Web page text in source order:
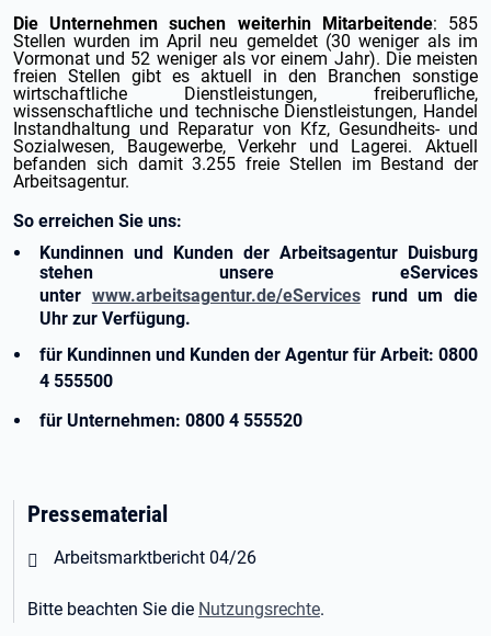
Die Unternehmen suchen weiterhin Mitarbeitende: 585
Stellen wurden im April neu gemeldet (30 weniger als im
Vormonat und 52 weniger als vor einem Jahr). Die meisten
freien Stellen gibt es aktuell in den Branchen sonstige
wirtschaftliche Dienstleistungen, freiberufliche,
wissenschaftliche und technische Dienstleistungen, Handel
Instandhaltung und Reparatur von Kfz, Gesundheits- und
Sozialwesen, Baugewerbe, Verkehr und Lagerei. Aktuell
befanden sich damit 3.255 freie Stellen im Bestand der
Arbeitsagentur.
So erreichen Sie uns:
Kundinnen und Kunden der Arbeitsagentur Duisburg
stehen unsere eServices
unter www.arbeitsagentur.de/eServices rund um die
Uhr zur Verfügung.
für Kundinnen und Kunden der Agentur für Arbeit: 0800
4 555500
für Unternehmen: 0800 4 555520
Pressematerial
Öffnet in neuem Tab
Arbeitsmarktbericht 04/26
Bitte beachten Sie die Nutzungsrechte.